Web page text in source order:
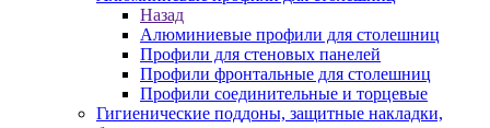
Назад
Алюминиевые профили для столешниц
Профили для стеновых панелей
Профили фронтальные для столешниц
Профили соединительные и торцевые
Гигиенические поддоны, защитные накладки,